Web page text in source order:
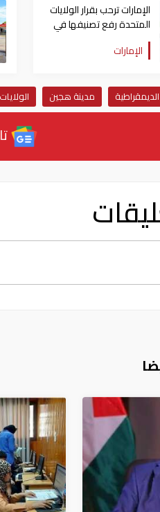
الإمارات ترحب بقرار الولايات
المتحدة رفع تصنيفها في
ضوابط التصدير
الإمارات
مدينة هجين